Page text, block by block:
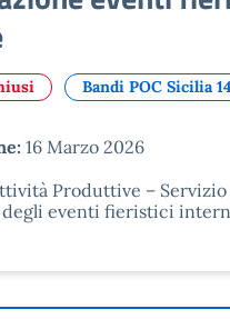
Bandi POC Sicilia
16 Marzo 2026
Produttive – Servizio
eventi fieristici